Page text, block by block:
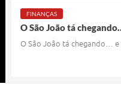
FINANÇAS
O São João tá
O São João tá chegando…